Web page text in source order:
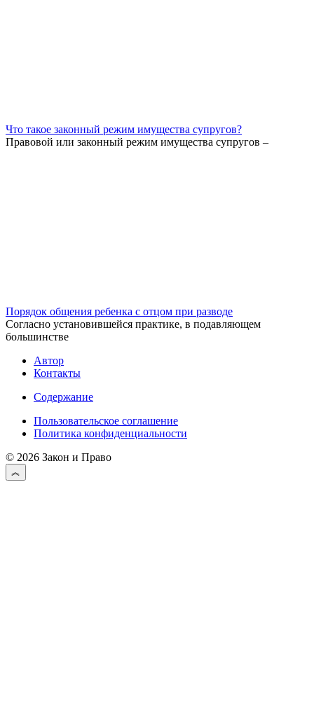
Что такое законный режим имущества супругов?
Правовой или законный режим имущества супругов –
Порядок общения ребенка с отцом при разводе
Согласно установившейся практике, в подавляющем
большинстве
Автор
Контакты
Содержание
Пользовательское соглашение
Политика конфиденциальности
© 2026 Закон и Право